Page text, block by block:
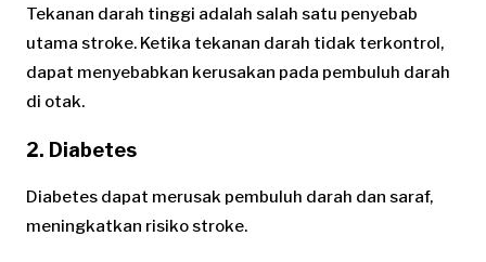
Tekanan darah tinggi adalah salah satu penyebab
utama stroke. Ketika tekanan darah tidak terkontrol,
dapat menyebabkan kerusakan pada pembuluh darah
di otak.
2. Diabetes
Diabetes dapat merusak pembuluh darah dan saraf,
meningkatkan risiko stroke.